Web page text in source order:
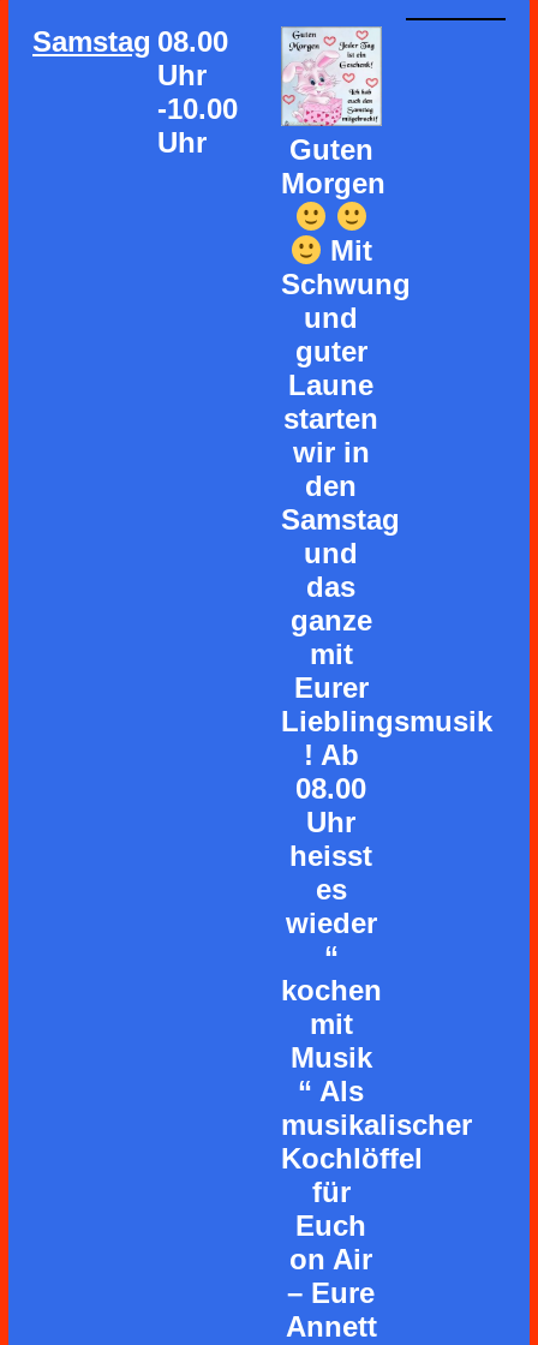
Samstag 08.00
Uhr
-10.00
Uhr
Guten
Morgen
Mit
Schwung
und
guter
Laune
starten
wir in
den
Samstag
und
das
ganze
mit
Eurer
Lieblingsmusik
! Ab
08.00
Uhr
heisst
es
wieder
“
kochen
mit
Musik
“ Als
musikalischer
Kochlöffel
für
Euch
on Air
– Eure
Annett